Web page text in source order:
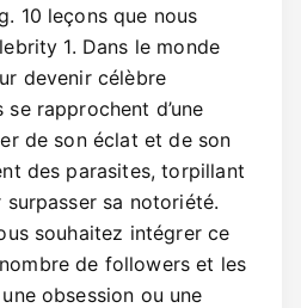
10 leçons que nous
1. Dans le monde
devenir célèbre
rapprochent d’une
de son éclat et de son
des parasites, torpillant
sa notoriété.
souhaitez intégrer ce
de followers et les
obsession ou une